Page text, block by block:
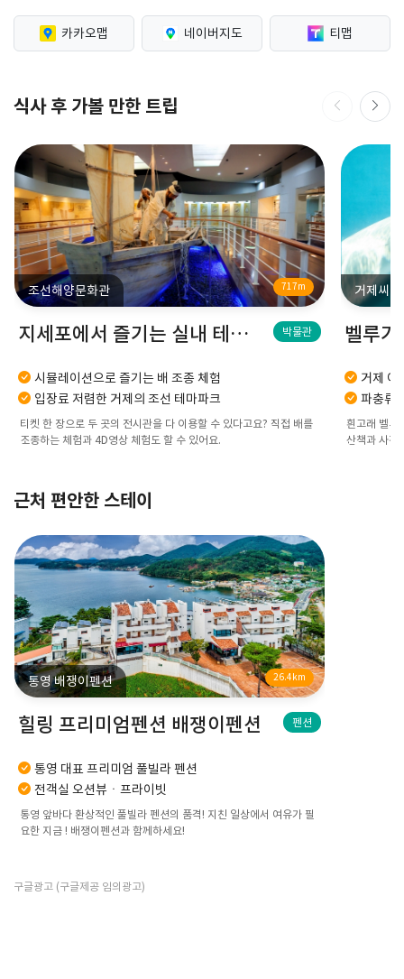
카카오맵 네이버지도 티맵
식사 후 가볼 만한 트립
조선해양문화관 717m
지세포에서 즐기는 실내 테마파크 박물관
시뮬레이션으로 즐기는 배 조종 체험
입장료 저렴한 거제의 조선 테마파크
티켓 한 장으로 두 곳의 전시관을 다 이용할 수 있다고요? 직접 배를
조종하는 체험과 4D영상 체험도 할 수 있어요.
거제씨월
거제 여
파충류
흰고래 벨루
산책과 사진
근처 편안한 스테이
통영 배쟁이펜션 26.4km
힐링 프리미엄펜션 배쟁이펜션 펜션
통영 대표 프리미엄 풀빌라 펜션
전객실 오션뷰ㆍ프라이빗
통영 앞바다 환상적인 풀빌라 펜션의 품격! 지친 일상에서 여유가 필
요한 지금 ! 배쟁이펜션과 함께하세요!
구글광고 (구글제공 임의광고)